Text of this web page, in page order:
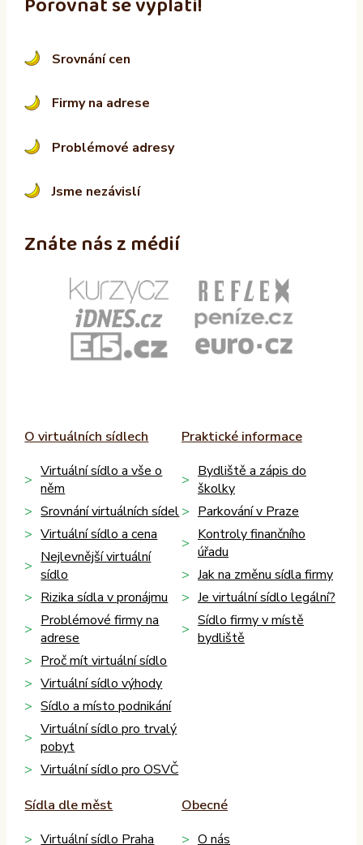
Srovnání cen
Firmy na adrese
Problémové adresy
Jsme nezávislí
Znáte nás z médií
O virtuálních sídlech
Virtuální sídlo a vše o
něm
Srovnání virtuálních sídel
Virtuální sídlo a cena
Nejlevnější virtuální
sídlo
Rizika sídla v pronájmu
Problémové firmy na
adrese
Proč mít virtuální sídlo
Virtuální sídlo výhody
Sídlo a místo podnikání
Virtuální sídlo pro trvalý
pobyt
Virtuální sídlo pro OSVČ
Praktické informace
Bydliště a zápis do
školky
Parkování v Praze
Kontroly finančního
úřadu
Jak na změnu sídla firmy
Je virtuální sídlo legální?
Sídlo firmy v místě
bydliště
Sídla dle měst
Virtuální sídlo Praha
Obecné
O nás